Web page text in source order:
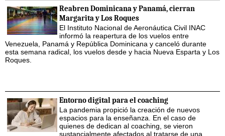
Reabren Dominicana y Panamá, cierran
Margarita y Los Roques
El Instituto Nacional de Aeronáutica Civil INAC
informó la reapertura de los vuelos entre
Venezuela, Panamá y República Dominicana y canceló durante
esta semana radical, los vuelos desde y hacia Nueva Esparta y Los
Roques.
Entorno digital para el coaching
La pandemia propició la creación de nuevos
espacios para la enseñanza. En el caso de
quienes de dedican al coaching, se vieron
sustancialmente afectados al tratarse de una